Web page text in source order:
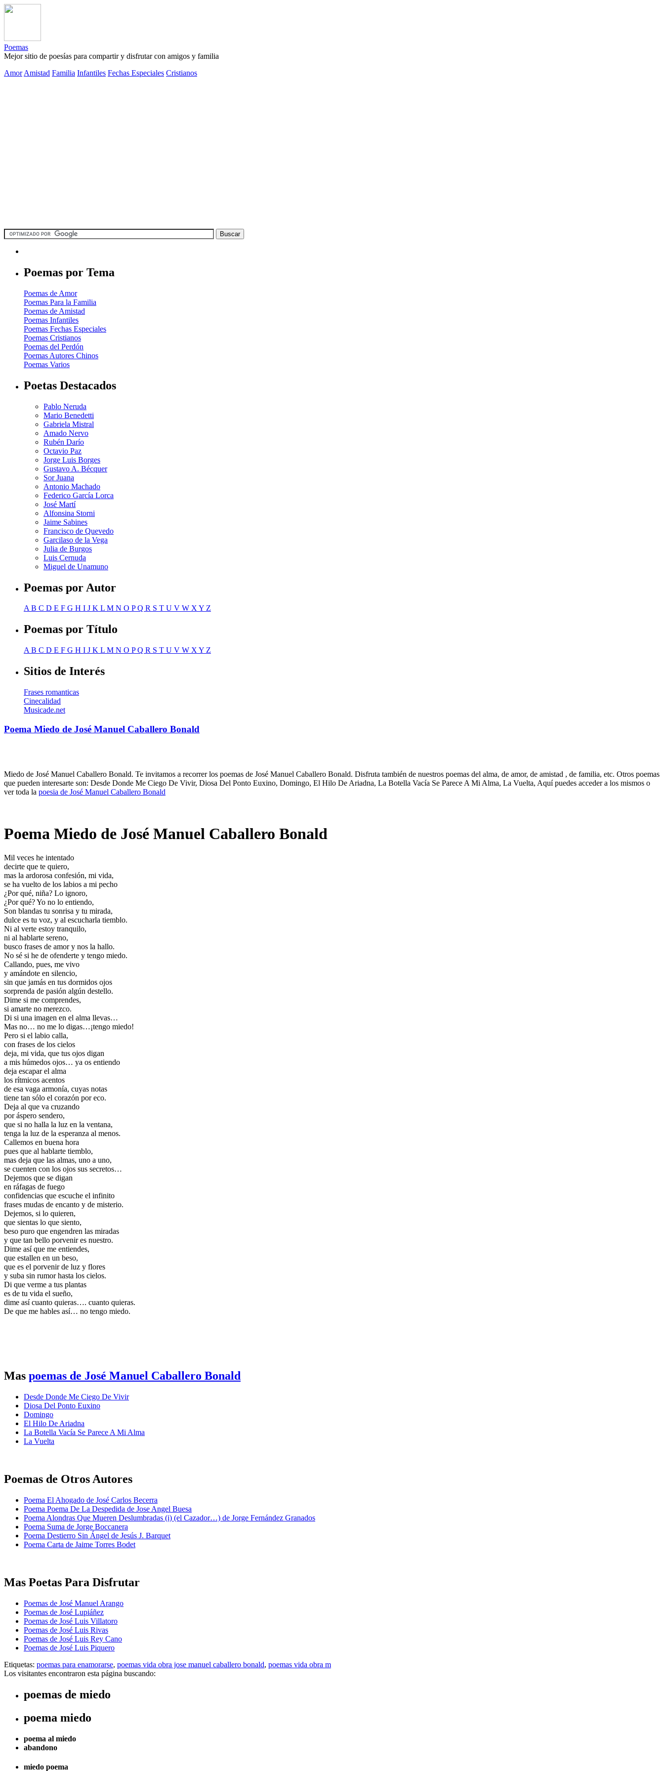
Poemas
Mejor sitio de poesías para compartir y disfrutar con amigos y familia
Amor Amistad Familia Infantiles Fechas Especiales Cristianos
Poemas por Tema
Poemas de Amor
Poemas Para la Familia
Poemas de Amistad
Poemas Infantiles
Poemas Fechas Especiales
Poemas Cristianos
Poemas del Perdón
Poemas Autores Chinos
Poemas Varios
Poetas Destacados
Pablo Neruda
Mario Benedetti
Gabriela Mistral
Amado Nervo
Rubén Darío
Octavio Paz
Jorge Luis Borges
Gustavo A. Bécquer
Sor Juana
Antonio Machado
Federico García Lorca
José Martí
Alfonsina Storni
Jaime Sabines
Francisco de Quevedo
Garcilaso de la Vega
Julia de Burgos
Luis Cernuda
Miguel de Unamuno
Poemas por Autor
AB C D E F G H I J K L M N O PQ R S T U V W XY Z
Poemas por Título
A B C D E F G H I J K L M N O PQ R S T U V W X Y Z
Sitios de Interés
Frases romanticas
Cinecalidad
Musicade.net
Poema Miedo de José Manuel Caballero Bonald
Miedo de José Manuel Caballero Bonald. Te invitamos a recorrer los poemas de José Manuel Caballero Bonald. Disfruta también de nuestros poemas del alma, de amor, de amistad , de familia, etc. Otros poemas
que pueden interesarte son: Desde Donde Me Ciego De Vivir, Diosa Del Ponto Euxino, Domingo, El Hilo De Ariadna, La Botella Vacía Se Parece A Mi Alma, La Vuelta, Aquí puedes acceder a los mismos o
ver toda la poesia de José Manuel Caballero Bonald
Poema Miedo de José Manuel Caballero Bonald
Mil veces he intentado
decirte que te quiero,
mas la ardorosa confesión, mi vida,
se ha vuelto de los labios a mi pecho
¿Por qué, niña? Lo ignoro,
¿Por qué? Yo no lo entiendo,
Son blandas tu sonrisa y tu mirada,
dulce es tu voz, y al escucharla tiemblo.
Ni al verte estoy tranquilo,
ni al hablarte sereno,
busco frases de amor y nos la hallo.
No sé si he de ofenderte y tengo miedo.
Callando, pues, me vivo
y amándote en silencio,
sin que jamás en tus dormidos ojos
sorprenda de pasión algún destello.
Dime si me comprendes,
si amarte no merezco.
Di si una imagen en el alma llevas…
Mas no… no me lo digas…¡tengo miedo!
Pero si el labio calla,
con frases de los cielos
deja, mi vida, que tus ojos digan
a mis húmedos ojos… ya os entiendo
deja escapar el alma
los rítmicos acentos
de esa vaga armonía, cuyas notas
tiene tan sólo el corazón por eco.
Deja al que va cruzando
por áspero sendero,
que si no halla la luz en la ventana,
tenga la luz de la esperanza al menos.
Callemos en buena hora
pues que al hablarte tiemblo,
mas deja que las almas, uno a uno,
se cuenten con los ojos sus secretos…
Dejemos que se digan
en ráfagas de fuego
confidencias que escuche el infinito
frases mudas de encanto y de misterio.
Dejemos, si lo quieren,
que sientas lo que siento,
beso puro que engendren las miradas
y que tan bello porvenir es nuestro.
Dime así que me entiendes,
que estallen en un beso,
que es el porvenir de luz y flores
y suba sin rumor hasta los cielos.
Di que verme a tus plantas
es de tu vida el sueño,
dime así cuanto quieras…. cuanto quieras.
De que me hables así… no tengo miedo.
Mas poemas de José Manuel Caballero Bonald
Desde Donde Me Ciego De Vivir
Diosa Del Ponto Euxino
Domingo
El Hilo De Ariadna
La Botella Vacía Se Parece A Mi Alma
La Vuelta
Poemas de Otros Autores
Poema El Ahogado de José Carlos Becerra
Poema Poema De La Despedida de Jose Angel Buesa
Poema Alondras Que Mueren Deslumbradas (i) (el Cazador…) de Jorge Fernández Granados
Poema Suma de Jorge Boccanera
Poema Destierro Sin Ángel de Jesús J. Barquet
Poema Carta de Jaime Torres Bodet
Mas Poetas Para Disfrutar
Poemas de José Manuel Arango
Poemas de José Lupiáñez
Poemas de José Luis Villatoro
Poemas de José Luis Rivas
Poemas de José Luis Rey Cano
Poemas de José Luis Piquero
Etiquetas: poemas para enamorarse, poemas vida obra jose manuel caballero bonald, poemas vida obra m
Los visitantes encontraron esta página buscando:
poemas de miedo
poema miedo
poema al miedo
abandono
miedo poema